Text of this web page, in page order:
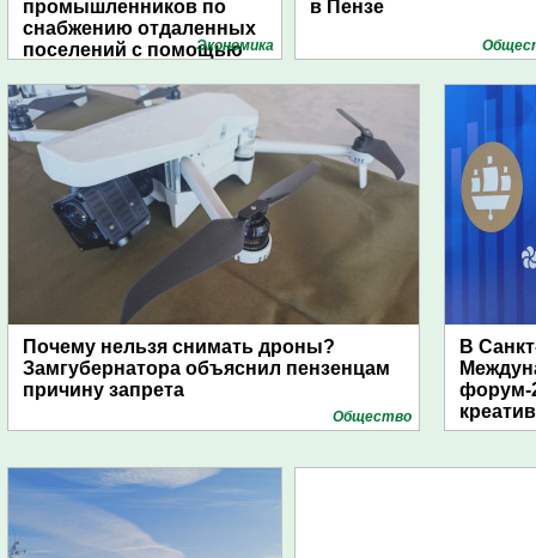
промышленников по
снабжению отдаленных
поселений с помощью
Экономика
в Пензе
Почему нельзя снимать дроны?
Замгубернатора объяснил пензенцам
причину запрета
Общество
В
форум-